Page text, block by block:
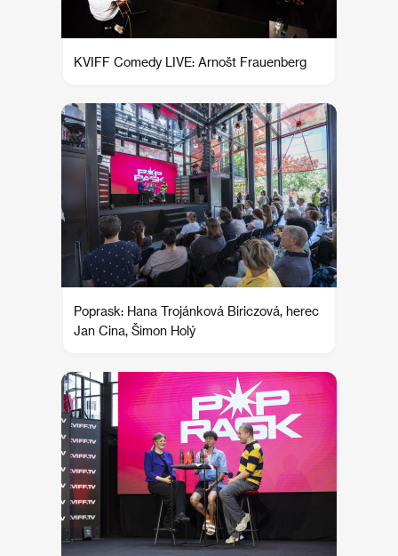
KVIFF Comedy LIVE: Arnošt Frauenberg
Poprask: Hana Trojánková Biriczová, herec
Jan Cina, Šimon Holý